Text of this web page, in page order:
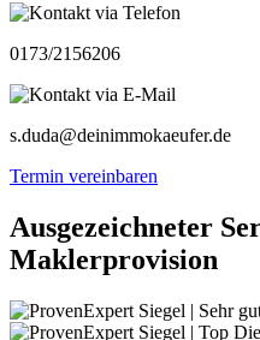
0173/2156206
s.duda@deinimmokaeufer.de
Termin vereinbaren
Ausgezeichneter
Maklerprovision